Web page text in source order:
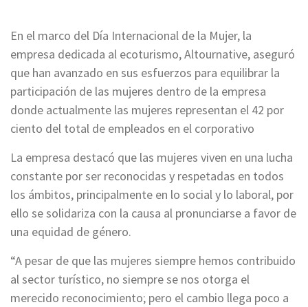
En el marco del Día Internacional de la Mujer, la
empresa dedicada al ecoturismo, Altournative, aseguró
que han avanzado en sus esfuerzos para equilibrar la
participación de las mujeres dentro de la empresa
donde actualmente las mujeres representan el 42 por
ciento del total de empleados en el corporativo
La empresa destacó que las mujeres viven en una lucha
constante por ser reconocidas y respetadas en todos
los ámbitos, principalmente en lo social y lo laboral, por
ello se solidariza con la causa al pronunciarse a favor de
una equidad de género.
“A pesar de que las mujeres siempre hemos contribuido
al sector turístico, no siempre se nos otorga el
merecido reconocimiento; pero el cambio llega poco a